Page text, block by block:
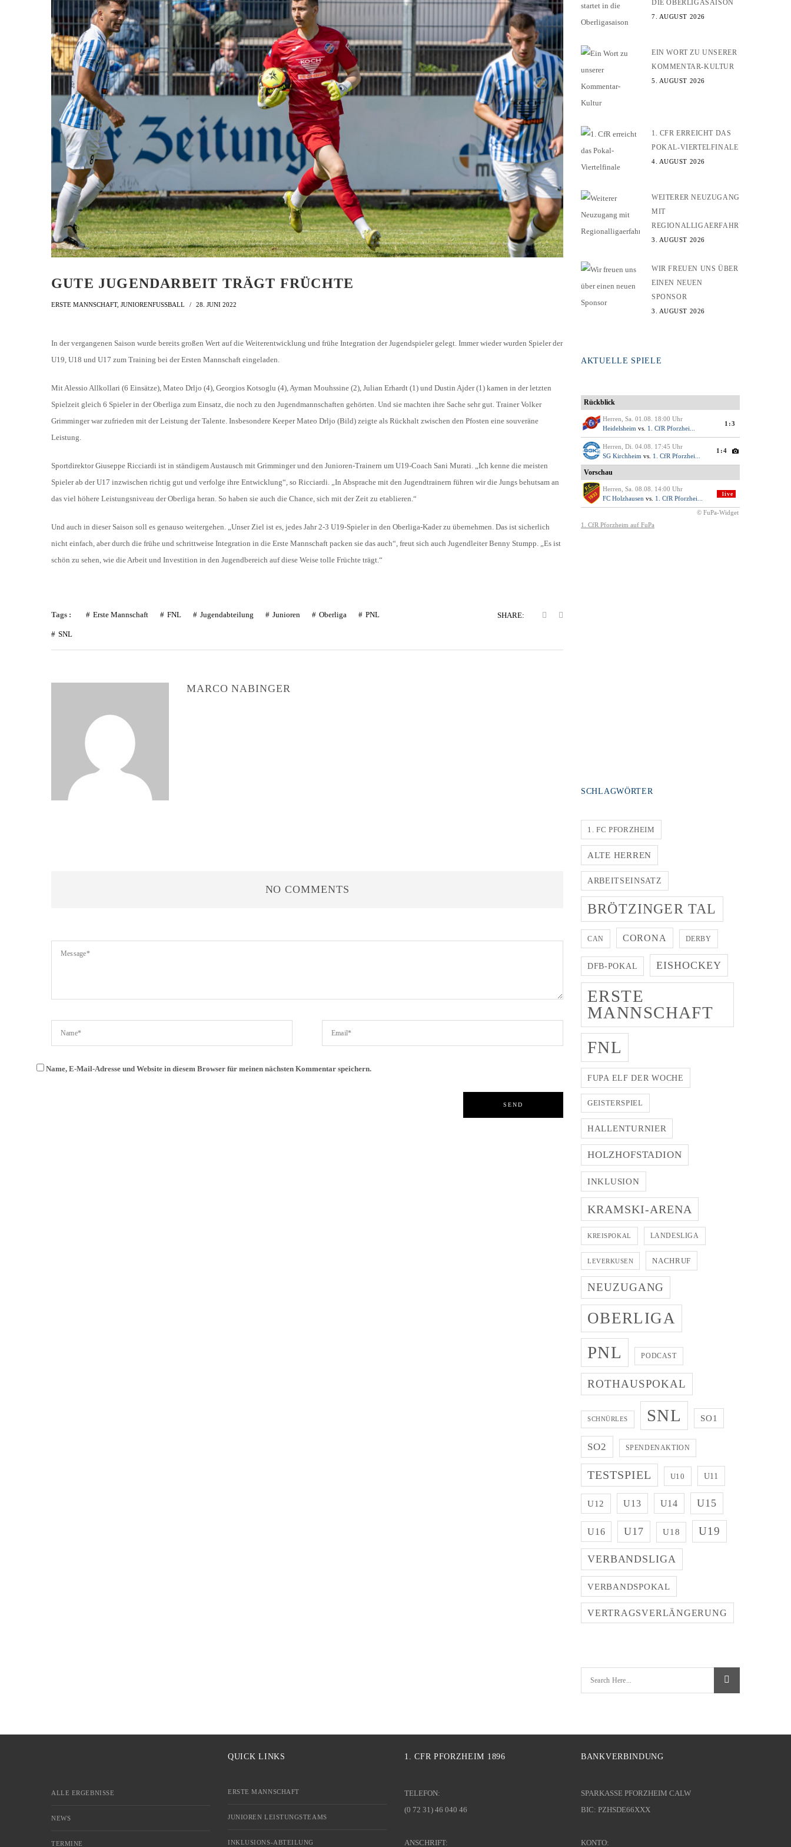
STATISTIK
TORSCHÜTZEN
LIGA – SPIELPLAN
LIGA – TORSCHÜTZEN
LIGA – ZUSCHAUER
LIGA – FAIRNESSTABELLE
LIGA – WECHSELBÖRSE
PRESSE / MEDIEN
U9 / F1 (2012)
U8 / F2
AH-TURNIER
SCHIEDSRICHTER
SCHNÜRLES
EISHOCKEY
MITGLIEDSCHAFT
HISTORIE
1. CFR PFORZHEIM 1896
SAISON 2015/2016
SAISON 2016/2017
1. FC PFORZHEIM 1896
VFR PFORZHEIM 1897
CLUBHAUS VIDEOCLIPS
GUTE JUGENDARBEIT TRÄGT FRÜCHTE
ERSTE MANNSCHAFT, JUNIORENFUSSBALL 28. JUNI 2022
In der vergangenen Saison wurde bereits großen Wert auf die Weiterentwicklung und frühe Integration der Jugendspieler gelegt. Immer wieder wurden Spieler der
U19, U18 und U17 zum Training bei der Ersten Mannschaft eingeladen.
Mit Alessio Allkollari (6 Einsätze), Mateo Drljo (4), Georgios Kotsoglu (4), Ayman Mouhssine (2), Julian Erhardt (1) und Dustin Ajder (1) kamen in der letzten
Spielzeit gleich 6 Spieler in der Oberliga zum Einsatz, die noch zu den Jugendmannschaften gehörten. Und sie machten ihre Sache sehr gut. Trainer Volker
Grimminger war zufrieden mit der Leistung der Talente. Insbesondere Keeper Mateo Drljo (Bild) zeigte als Rückhalt zwischen den Pfosten eine souveräne
Leistung.
Sportdirektor Giuseppe Ricciardi ist in ständigem Austausch mit Grimminger und den Junioren-Trainern um U19-Coach Sani Murati. „Ich kenne die meisten
Spieler ab der U17 inzwischen richtig gut und verfolge ihre Entwicklung“, so Ricciardi. „In Absprache mit den Jugendtrainern führen wir die Jungs behutsam an
das viel höhere Leistungsniveau der Oberliga heran. So haben sie auch die Chance, sich mit der Zeit zu etablieren.“
Und auch in dieser Saison soll es genauso weitergehen. „Unser Ziel ist es, jedes Jahr 2-3 U19-Spieler in den Oberliga-Kader zu übernehmen. Das ist sicherlich
nicht einfach, aber durch die frühe und schrittweise Integration in die Erste Mannschaft packen sie das auch“, freut sich auch Jugendleiter Benny Stumpp. „Es ist
schön zu sehen, wie die Arbeit und Investition in den Jugendbereich auf diese Weise tolle Früchte trägt.“
Tags : Erste Mannschaft FNL Jugendabteilung Junioren Oberliga PNL
SNL
SHARE:
MARCO NABINGER
NO COMMENTS
Name, E-Mail-Adresse und Website in diesem Browser für meinen nächsten Kommentar speichern.
DIE OBERLIGASAISON
7. AUGUST 2026
EIN WORT ZU UNSERER
KOMMENTAR-KULTUR
5. AUGUST 2026
1. CFR ERREICHT DAS
POKAL-VIERTELFINALE
4. AUGUST 2026
WEITERER NEUZUGANG
MIT
REGIONALLIGAERFAHRUNG
3. AUGUST 2026
WIR FREUEN UNS ÜBER
EINEN NEUEN
SPONSOR
3. AUGUST 2026
AKTUELLE SPIELE
SCHLAGWÖRTER
1. FC PFORZHEIM
ALTE HERREN
ARBEITSEINSATZ
BRÖTZINGER TAL
CAN CORONA DERBY
DFB-POKAL EISHOCKEY
ERSTE
MANNSCHAFT
FNL
FUPA ELF DER WOCHE
GEISTERSPIEL
HALLENTURNIER
HOLZHOFSTADION
INKLUSION
KRAMSKI-ARENA
KREISPOKAL LANDESLIGA
LEVERKUSEN NACHRUF
NEUZUGANG
OBERLIGA
PNL PODCAST
ROTHAUSPOKAL
SCHNÜRLES SNL SO1
SO2 SPENDENAKTION
TESTSPIEL U10 U11
U12 U13 U14 U15
U16 U17 U18 U19
VERBANDSLIGA
VERBANDSPOKAL
VERTRAGSVERLÄNGERUNG
ALLE ERGEBNISSE
NEWS
TERMINE
QUICK LINKS
ERSTE MANNSCHAFT
JUNIOREN LEISTUNGSTEAMS
INKLUSIONS-ABTEILUNG
1. CFR PFORZHEIM 1896
TELEFON:
(0 72 31) 46 040 46
ANSCHRIFT:
BANKVERBINDUNG
SPARKASSE PFORZHEIM CALW
BIC: PZHSDE66XXX
KONTO: